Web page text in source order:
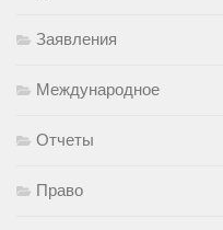
Заявления
Международное
Отчеты
Право